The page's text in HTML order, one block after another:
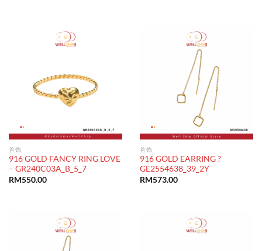
首饰
916 GOLD FANCY RING LOVE
– GR240C03A_B_5_7
RM550.00
首饰
916 GOLD EARRING ?
GE2554638_39_2Y
RM573.00